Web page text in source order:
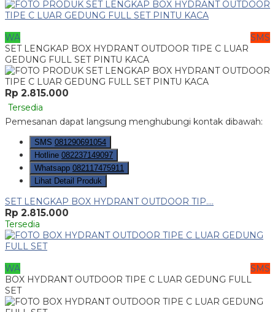
WA
SMS
SET LENGKAP BOX HYDRANT OUTDOOR TIPE C LUAR
GEDUNG FULL SET PINTU KACA
Rp 2.815.000
Tersedia
Pemesanan dapat langsung menghubungi kontak dibawah:
SMS 081290691054
Hotline 082237149097
Whatsapp 082117475911
Lihat Detail Produk
SET LENGKAP BOX HYDRANT OUTDOOR TIP....
Rp 2.815.000
Tersedia
WA
SMS
BOX HYDRANT OUTDOOR TIPE C LUAR GEDUNG FULL
SET